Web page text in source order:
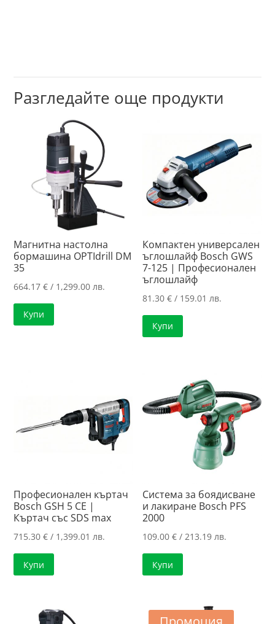
Разгледайте още продукти
Магнитна настолна
бормашина OPTIdrill DM
35
664.17€ / 1,299.00 лв.
Купи
Компактен универсален
ъглошлайф Bosch GWS
7-125 | Професионален
ъглошлайф
81.30€ / 159.01 лв.
Купи
Професионален къртач
Bosch GSH 5 CE |
Къртач със SDS max
715.30€ / 1,399.01 лв.
Купи
Система за боядисване
и лакиране Bosch PFS
2000
109.00€ / 213.19 лв.
Купи